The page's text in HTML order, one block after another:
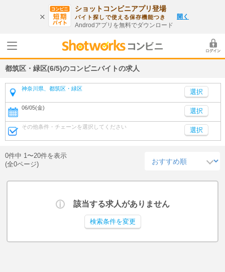
ショットコンビニアプリ登場
バイト探しで使える保存機能つき
Androdアプリを無料でダウンロード
開く
都筑区・緑区(6/5)のコンビニバイトの求人
神奈川県、都筑区・緑区
06/05(金) 選択
その他条件・チェーンを選択してください 選択
0件中 1〜20件を表示
(全0ページ)
該当する求人がありません
検索条件を変更